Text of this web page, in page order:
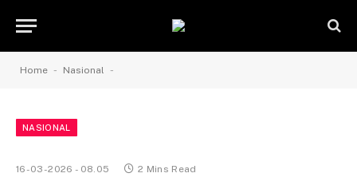
Home - Nasional -
NASIONAL
16-03-2026 - 08.05 2 Mins Read